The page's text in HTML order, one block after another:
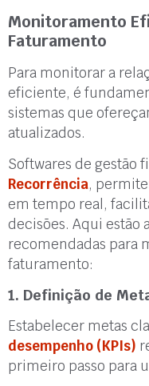
Monitoramento
Faturamento
Para monitorar a
eficiente, é
sistemas que
atualizados.
Softwares de gestão
Recorrência,
em tempo real,
decisões. Aqui estão
recomendadas para
faturamento:
1. Definição de
Estabelecer metas
desempenho (KPIs)
primeiro passo para